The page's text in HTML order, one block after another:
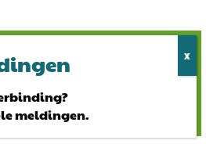
voorkeuren
meldingen.